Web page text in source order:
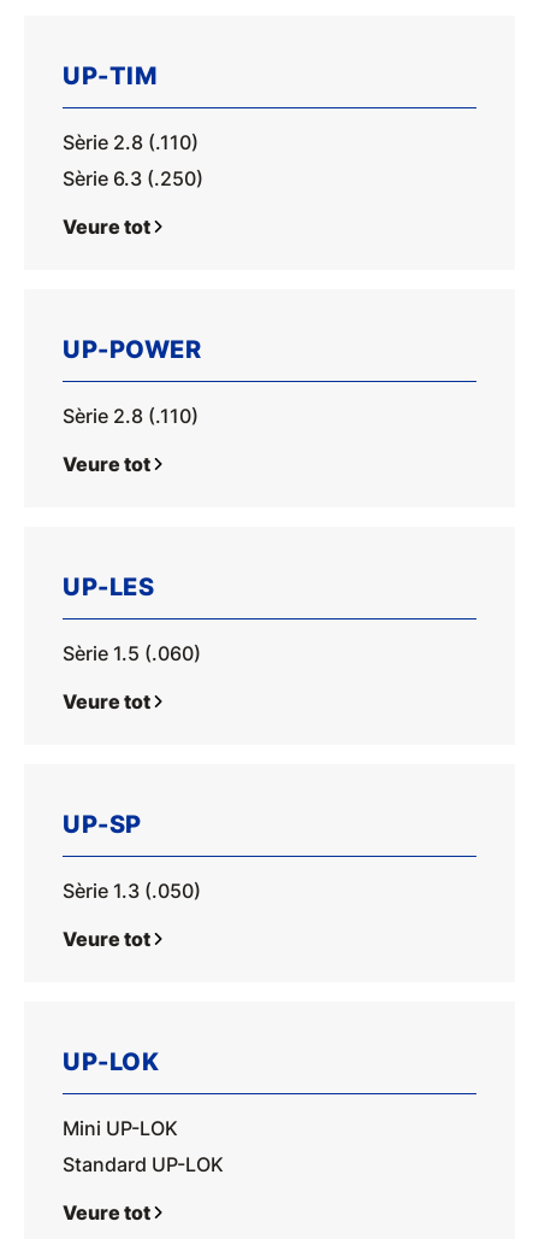
UP-TIM
Sèrie 2.8 (.110)
Sèrie 6.3 (.250)
Veure tot
UP-POWER
Sèrie 2.8 (.110)
Veure tot
UP-LES
Sèrie 1.5 (.060)
Veure tot
UP-SP
Sèrie 1.3 (.050)
Veure tot
UP-LOK
Mini UP-LOK
Standard UP-LOK
Veure tot